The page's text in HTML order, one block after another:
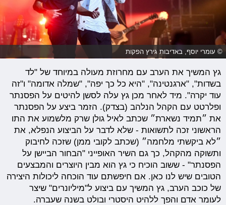
© עומרי יוסף, באדיבות גירץ הפקות
גץ המשיך את הערב עם מחרוזת מעולה במיוחד של "לד
בשדות", "ארגנטינה", "היא כל כך יפה", "שמלה אדומה" ו"זה
עוד יקרה". מיד לאחר מכן גץ עלה לסשן להיטים על הפסנתר
ופלרטט עם הקהל הנלהב (בצדק). הזמר ביצע על הפסנתר
את ״תמיד נשארת״ שכתב לאיל גולן שרק מלשמוע את התו
הראשוני זכה לתשואות - שלא לדבר על הביצוע הנפלא, את
״לא ביקשתי מלחמה״ (שכתב לקובי ממן) שזכה לחיבוק
ותשוקה מהקהל, כך גם השיר האופייני "הבחור הביישן על
הפסנתר" - ששוב הוכיח כי גץ הוא מבין היוצרים והמבצעים
הטובים שיש לנו כאן. אם חיפשתם עוד הוכחה ליכולות היצירה
של כוכב הערב, גץ המשיך עם ביצוע ל"מיליונרים" שיצר
לעומר אדם והפך ללהיט היסטרי ובולט בשנה שעברה.